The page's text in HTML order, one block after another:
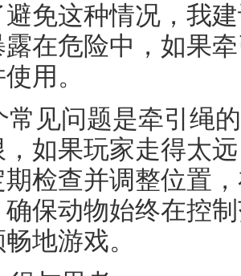
避免这种情况，我
在危险中，如果
用。
常见问题是牵引绳
，如果玩家走得太
检查并调整位置
保动物始终在控
地游戏。